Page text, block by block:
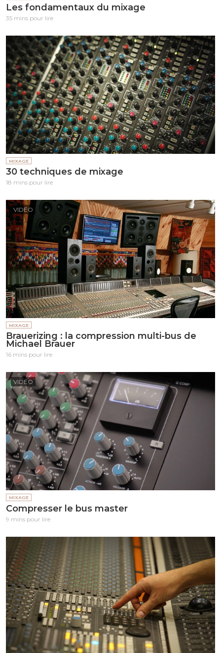
Les fondamentaux du mixage
35 mins pour lire
MIXAGE
30 techniques de mixage
18 mins pour lire
VIDÉO
MIXAGE
Brauerizing : la compression multi-bus de
Michael Brauer
16 mins pour lire
VIDÉO
MIXAGE
Compresser le bus master
9 mins pour lire